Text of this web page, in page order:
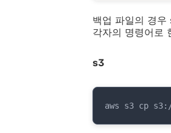
백업 파일의 경우
각자의 명령어로
s3
aws s3 cp